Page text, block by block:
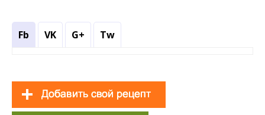
Fb VK G+ Tw